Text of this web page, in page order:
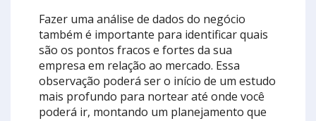
Fazer uma análise de dados do negócio
também é importante para identificar quais
são os pontos fracos e fortes da sua
empresa em relação ao mercado. Essa
observação poderá ser o início de um estudo
mais profundo para nortear até onde você
poderá ir, montando um planejamento que